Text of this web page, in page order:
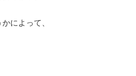
によって、